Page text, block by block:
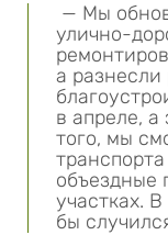
— Мы
улично-
а разнесли
в апреле, а
того, мы
объездные
участках.
бы